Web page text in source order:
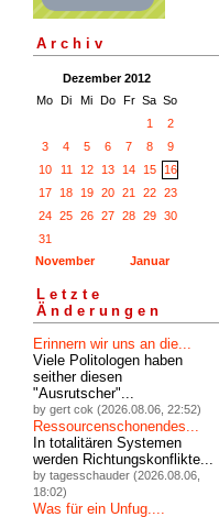
Archiv
Dezember 2012
Mo Di Mi Do Fr Sa So
1
2
3
4 5 6 7 8
9
10
11 12 13 14 15
16
17
18 19 20 21 22
23
24
25 26 27 28 29
30
31
November
Januar
Letzte
Änderungen
Erinnern wir uns an die...
Viele Politologen haben
seither diesen
"Ausrutscher"...
by gert cok (2026.08.06, 22:52)
Ressourcenschonendes...
In totalitären Systemen
werden Richtungskonflikte...
by tagesschauder (2026.08.06,
18:02)
Was für ein Unfug....